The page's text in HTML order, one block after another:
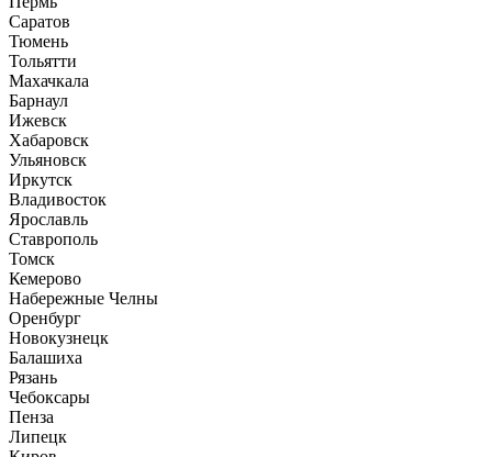
Саратов
Тюмень
Тольятти
Махачкала
Барнаул
Ижевск
Хабаровск
Ульяновск
Иркутск
Владивосток
Ярославль
Ставрополь
Томск
Кемерово
Набережные Челны
Оренбург
Новокузнецк
Балашиха
Рязань
Чебоксары
Пенза
Липецк